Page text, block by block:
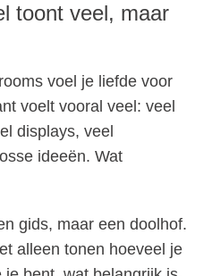
toont veel, maar
voel je liefde voor
voelt vooral veel: veel
displays, veel
ideeën. Wat
gids, maar een doolhof.
alleen tonen hoeveel je